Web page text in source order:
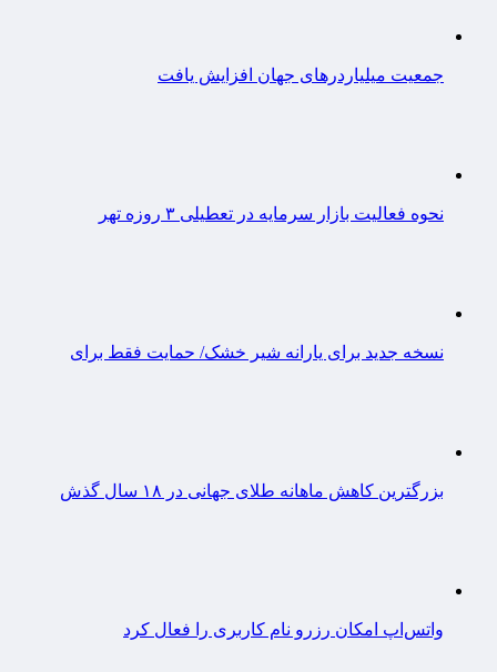
جمعیت میلیاردرهای جهان افزایش یافت
نحوه فعالیت بازار سرمایه در تعطیلی ۳ روزه تهر
نسخه جدید برای یارانه شیر خشک/ حمایت فقط برای
بزرگترین کاهش ماهانه طلای جهانی در ۱۸ سال گذش
واتس‌اپ امکان رزرو نام کاربری را فعال کرد